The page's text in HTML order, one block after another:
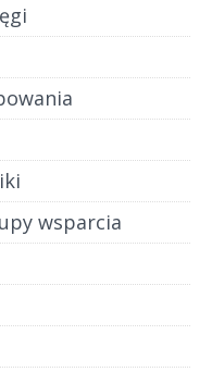
wsparcia